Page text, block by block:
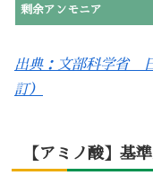
剰余アンモニア
出典：文部科学省
訂）
【アミノ酸】基